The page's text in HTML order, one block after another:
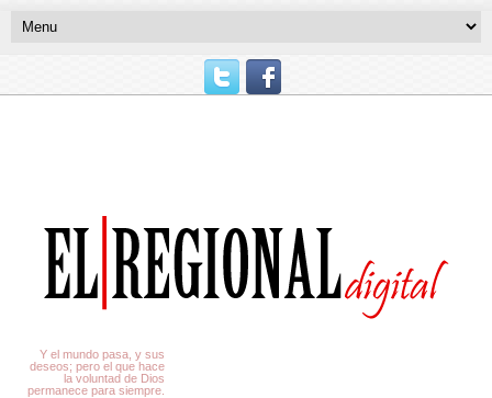
Y el mundo pasa, y sus
deseos; pero el que hace
la voluntad de Dios
permanece para siempre.